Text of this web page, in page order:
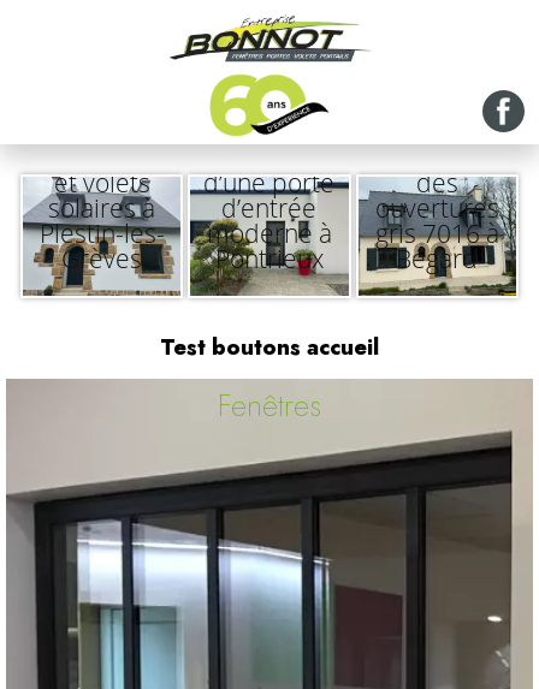
aluminium
et volets
solaires à
Plestin-les-
Grèves
Réalisation
d’une porte
d’entrée
moderne à
Pontrieux
Rénovation
complète
des
ouvertures
gris 7016 à
Bégard
Test boutons accueil
Fenêtres